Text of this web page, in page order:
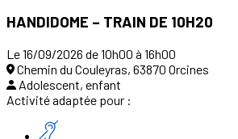
HANDIDOME – TRAIN DE 10H20
Le 16/09/2026 de 10h00 à 16h00
Chemin du Couleyras, 63870 Orcines
Adolescent, enfant
Activité adaptée pour :